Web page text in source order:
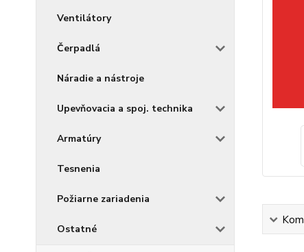
Ventilátory
Čerpadlá
Náradie a nástroje
Upevňovacia a spoj. technika
Armatúry
Tesnenia
Požiarne zariadenia
Ostatné